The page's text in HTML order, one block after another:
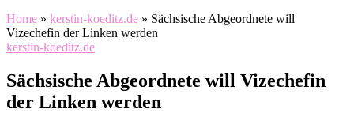
Home » kerstin-koeditz.de » Sächsische Abgeordnete will
Vizechefin der Linken werden
kerstin-koeditz.de
Sächsische Abgeordnete will Vizechefin
der Linken werden